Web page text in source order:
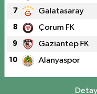
7 Galatasaray
8 Çorum FK
9 Gaziantep FK
10 Alanyaspor